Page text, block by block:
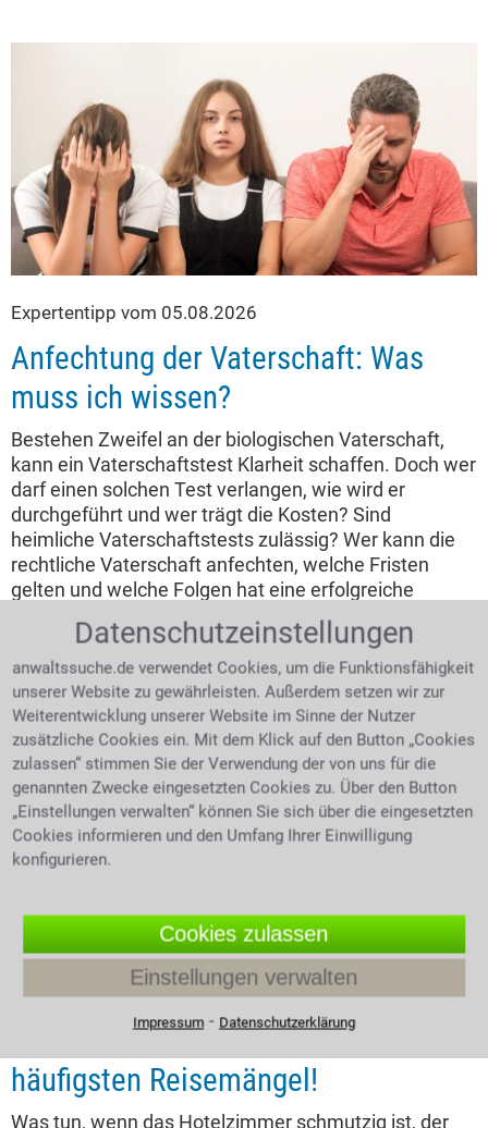
Expertentipp vom 05.08.2026
Anfechtung der Vaterschaft: Was
muss ich wissen?
Bestehen Zweifel an der biologischen Vaterschaft,
kann ein Vaterschaftstest Klarheit schaffen. Doch wer
darf einen solchen Test verlangen, wie wird er
durchgeführt und wer trägt die Kosten? Sind
heimliche Vaterschaftstests zulässig? Wer kann die
rechtliche Vaterschaft anfechten, welche Fristen
gelten und welche Folgen hat eine erfolgreiche
Vaterschaftsanfechtung für Vater, Mutter und Kind?
4.0 /5(480 Bewertungen)
Expertentipp vom 03.08.2026
Reisepreis mindern – die 10
häufigsten Reisemängel!
Was tun, wenn das Hotelzimmer schmutzig ist, der
Datenschutzeinstellungen
anwaltssuche.de verwendet Cookies, um die Funktionsfähigkeit
unserer Website zu gewährleisten. Außerdem setzen wir zur
Weiterentwicklung unserer Website im Sinne der Nutzer
zusätzliche Cookies ein. Mit dem Klick auf den Button „Cookies
zulassen“ stimmen Sie der Verwendung der von uns für die
genannten Zwecke eingesetzten Cookies zu. Über den Button
„Einstellungen verwalten“ können Sie sich über die eingesetzten
Cookies informieren und den Umfang Ihrer Einwilligung
konfigurieren.
Cookies zulassen
Einstellungen verwalten
Impressum⁃ Datenschutzerklärung